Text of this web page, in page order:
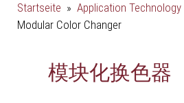
Startseite » Application Technology
Modular Color Changer
模块化换色器